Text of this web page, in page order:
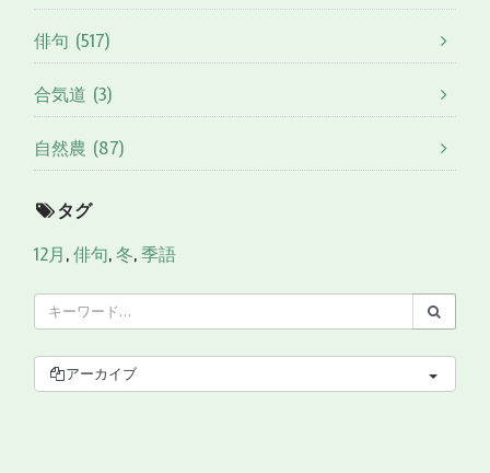
俳句 (517)
合気道 (3)
自然農 (87)
タグ
12月,俳句,冬,季語
アーカイブ